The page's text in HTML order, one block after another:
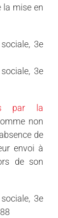
la mise en
3e
3e
par la
non
de
envoi à
de son
3e